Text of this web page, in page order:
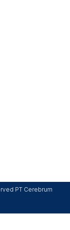
PT Cerebrum